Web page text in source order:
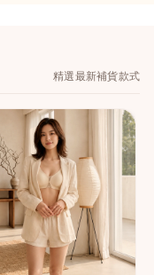
精選最新補貨款式